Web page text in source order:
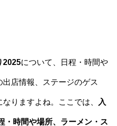
2025について、日程・時間や
店情報、ステージのゲス
りますよね。ここでは、 入
・時間や場所、ラーメン・ス